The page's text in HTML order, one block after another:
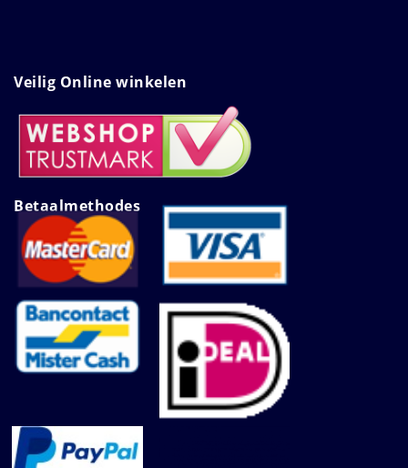
Veilig Online winkelen
Betaalmethodes